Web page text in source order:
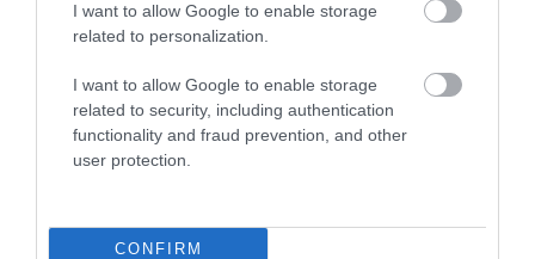
I want to allow Google to enable storage
related to personalization.
I want to allow Google to enable storage
related to security, including authentication
functionality and fraud prevention, and other
user protection.
CONFIRM